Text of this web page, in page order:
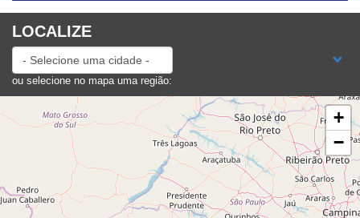
LOCALIZE
ou selecione no mapa uma região:
+
−